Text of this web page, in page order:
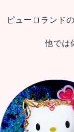
ピューロランド
他では